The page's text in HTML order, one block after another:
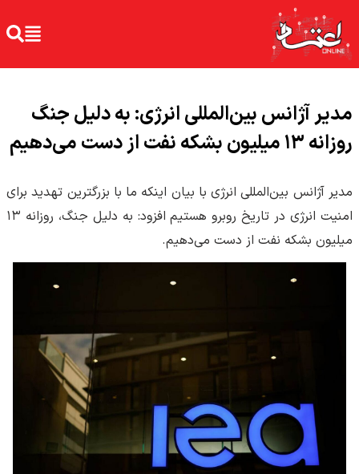
مدیر آژانس بین‌المللی انرژی: به دلیل جنگ
روزانه ۱۳ میلیون بشکه نفت از دست می‌دهیم
مدیر آژانس بین‌المللی انرژی با بیان اینکه ما با بزرگترین تهدید برای
امنیت انرژی در تاریخ روبرو هستیم افزود: به دلیل جنگ، روزانه ۱۳
میلیون بشکه نفت از دست می‌دهیم.